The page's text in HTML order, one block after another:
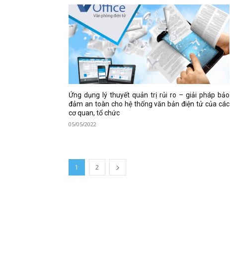
Ứng dụng lý thuyết quản trị rủi ro – giải pháp bảo
đảm an toàn cho hệ thống văn bản điện tử của các
cơ quan, tổ chức
05/05/2022
1 2